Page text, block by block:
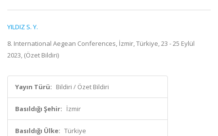
YILDIZ S. Y.
8. International Aegean Conferences, İzmir, Türkiye, 23 - 25 Eylül
2023, (Özet Bildiri)
Yayın Türü: Bildiri / Özet Bildiri
Basıldığı Şehir: İzmir
Basıldığı Ülke: Türkiye